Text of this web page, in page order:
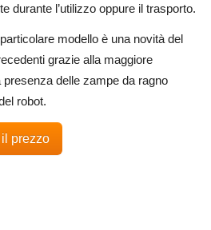
durante l’utilizzo oppure il trasporto.
modello è una novità del
grazie alla maggiore
presenza delle zampe da ragno
robot.
prezzo